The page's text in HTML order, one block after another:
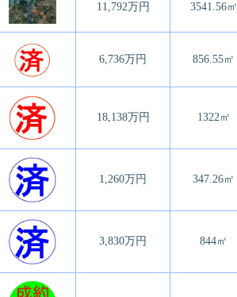
11,792万円 3541.56㎡
6,736万円 856.55㎡
18,138万円 1322㎡
1,260万円 347.26㎡
3,830万円 844㎡